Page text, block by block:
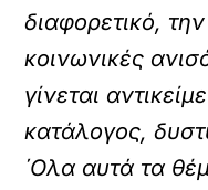
διαφορετικό,
κοινωνικές
γίνεται
κατάλογος,
΄Ολα αυτά τα